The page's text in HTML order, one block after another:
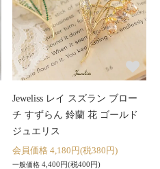
Jeweliss レイ スズラン ブロー
チ すずらん 鈴蘭 花 ゴールド
ジュエリス
会員価格 4,180円(税380円)
一般価格 4,400円(税400円)